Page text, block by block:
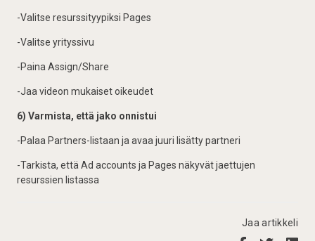
-Valitse resurssityypiksi Pages
-Valitse yrityssivu
-Paina Assign/Share
-Jaa videon mukaiset oikeudet
6) Varmista, että jako onnistui
-Palaa Partners-listaan ja avaa juuri lisätty partneri
-Tarkista, että Ad accounts ja Pages näkyvät jaettujen
resurssien listassa
Jaa artikkeli